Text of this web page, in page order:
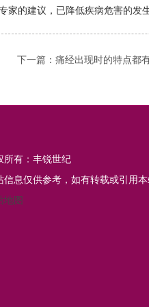
的建议，已降低疾病危害的发生
下一篇： 痛经出现时的特点都
所有：丰锐世纪
信息仅供参考，如有转载或引用
地图